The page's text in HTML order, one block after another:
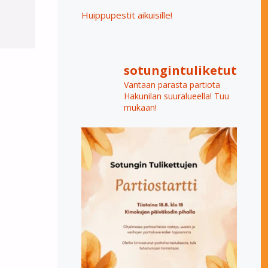
Huippupestit aikuisille!
sotungintuliketut
Vantaan parasta partiota
Hakunilan suuralueella! Tuu
mukaan!